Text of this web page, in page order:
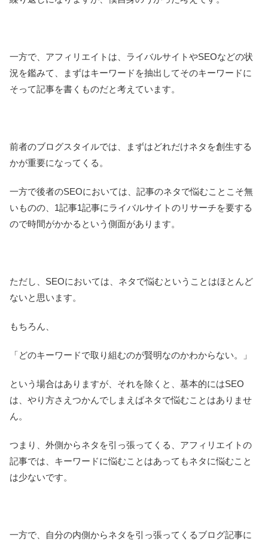
一方で、アフィリエイトは、ライバルサイトやSEOなどの状
況を鑑みて、まずはキーワードを抽出してそのキーワードに
そって記事を書くものだと考えています。
前者のブログスタイルでは、まずはどれだけネタを創生する
かが重要になってくる。
一方で後者のSEOにおいては、記事のネタで悩むことこそ無
いものの、1記事1記事にライバルサイトのリサーチを要する
ので時間がかかるという側面があります。
ただし、SEOにおいては、ネタで悩むということはほとんど
ないと思います。
もちろん、
「どのキーワードで取り組むのが賢明なのかわからない。」
という場合はありますが、それを除くと、基本的にはSEO
は、やり方さえつかんでしまえばネタで悩むことはありませ
ん。
つまり、外側からネタを引っ張ってくる、アフィリエイトの
記事では、キーワードに悩むことはあってもネタに悩むこと
は少ないです。
一方で、自分の内側からネタを引っ張ってくるブログ記事に